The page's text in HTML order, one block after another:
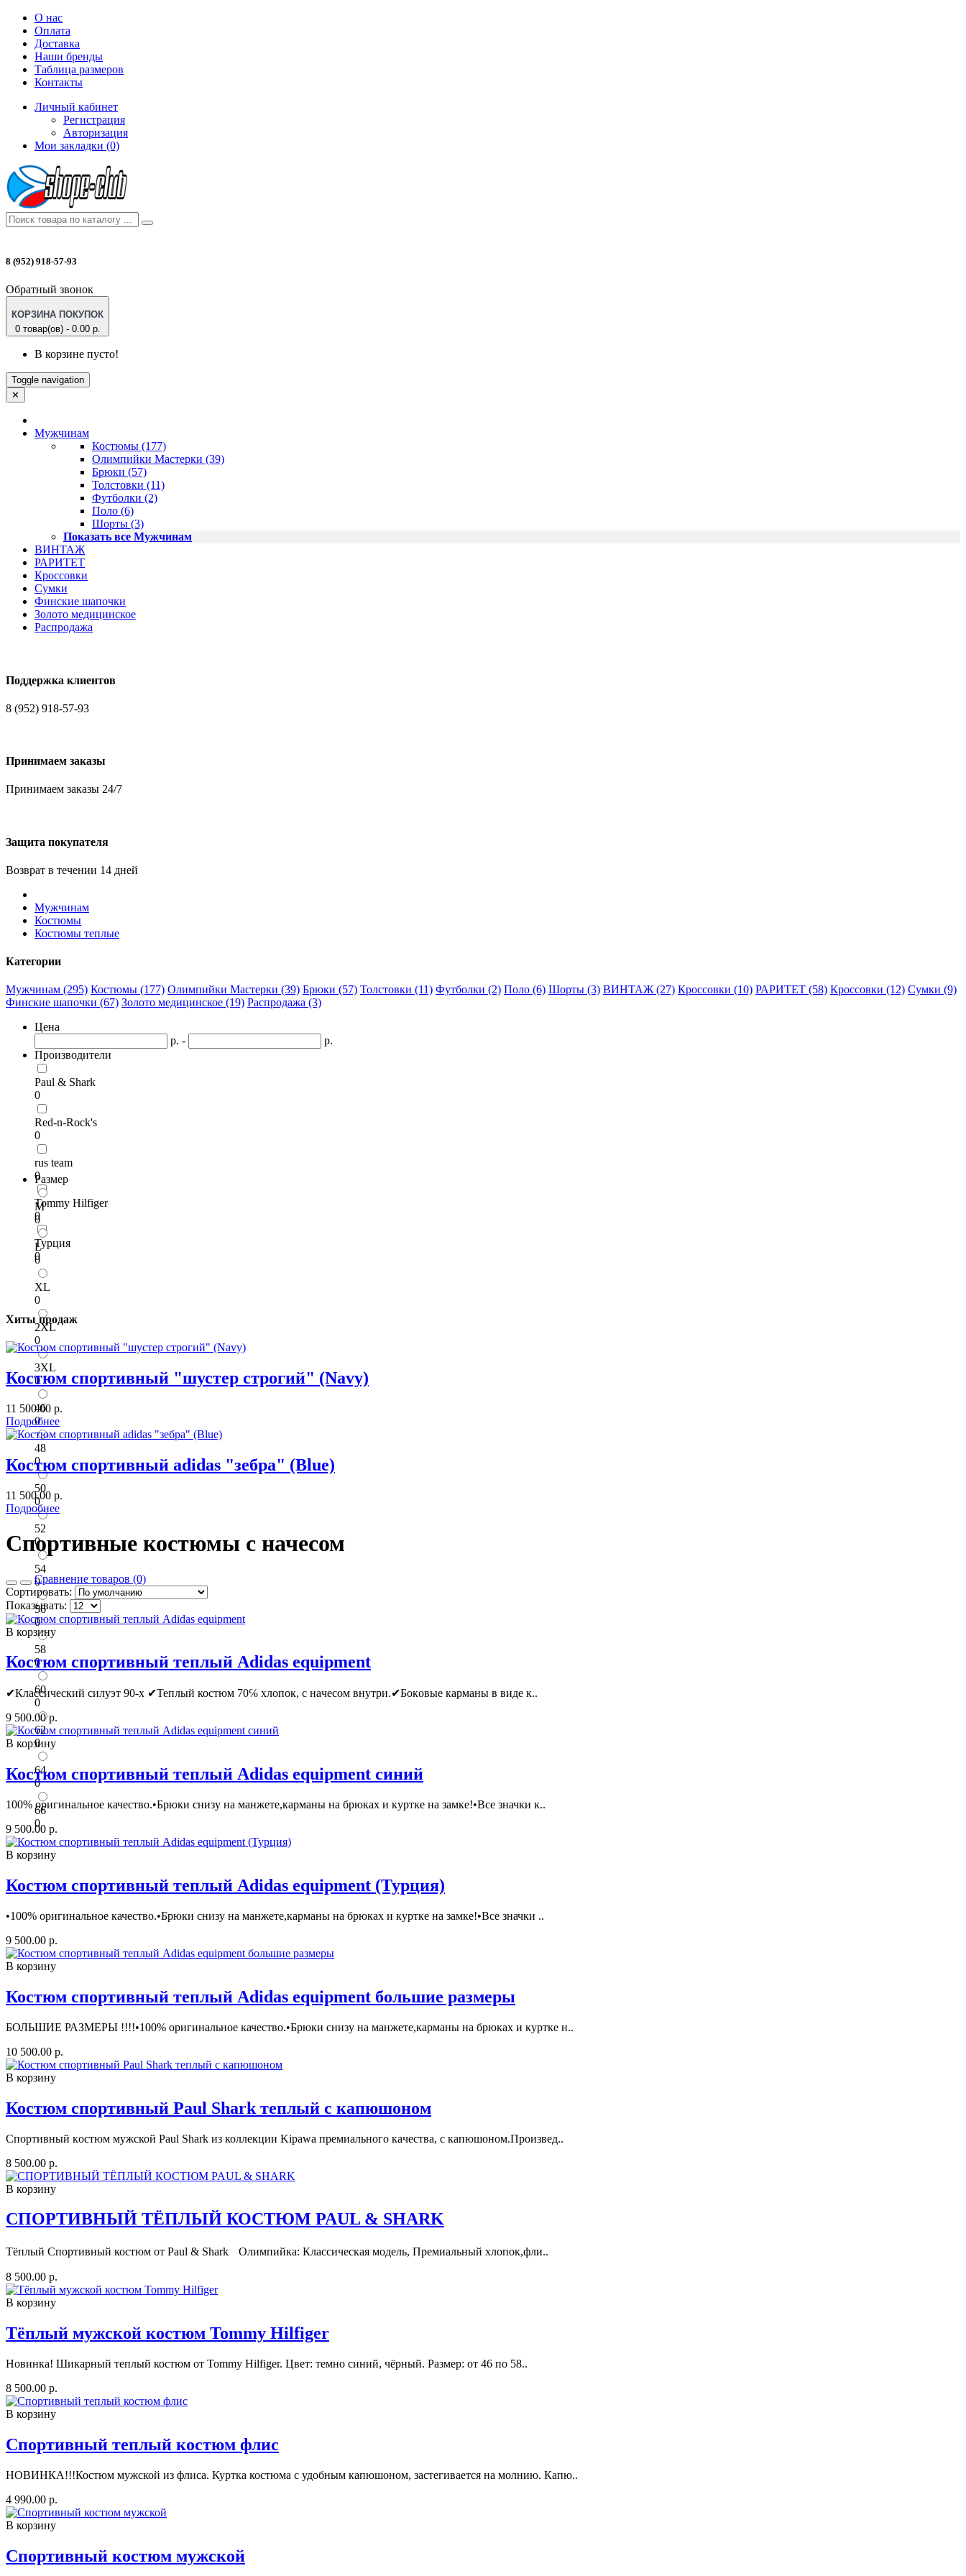
О нас
Оплата
Доставка
Наши бренды
Таблица размеров
Контакты
Личный кабинет
Регистрация
Авторизация
Мои закладки (0)
8 (952) 918-57-93
Обратный звонок
КОРЗИНА ПОКУПОК
0 товар(ов) - 0.00 р.
В корзине пусто!
Toggle navigation
✕
Мужчинам
Костюмы (177)
Олимпийки Мастерки (39)
Брюки (57)
Толстовки (11)
Футболки (2)
Поло (6)
Шорты (3)
Показать все Мужчинам
ВИНТАЖ
РАРИТЕТ
Кроссовки
Сумки
Финские шапочки
Золото медицинское
Распродажа
Поддержка клиентов
8 (952) 918-57-93
Принимаем заказы
Принимаем заказы 24/7
Защита покупателя
Возврат в течении 14 дней
Мужчинам
Костюмы
Костюмы теплые
Категории
Мужчинам (295) Костюмы (177) Олимпийки Мастерки (39) Брюки (57) Толстовки (11) Футболки (2) Поло (6) Шорты (3) ВИНТАЖ (27) Кроссовки (10) РАРИТЕТ (58) Кроссовки (12) Сумки (9)
Финские шапочки (67) Золото медицинское (19) Распродажа (3)
Цена
р. -
р.
Производители
Paul & Shark
0
Red-n-Rock's
0
rus team
0
Tommy Hilfiger
0
Турция
0
Размер
M
0
L
0
XL
0
2XL
0
3XL
0
46
0
48
0
50
0
52
0
54
0
56
0
58
0
60
0
62
0
64
0
66
0
Хиты продаж
Костюм спортивный "шустер строгий" (Navy)
11 500.00 р.
Подробнее
Костюм спортивный adidas "зебра" (Blue)
11 500.00 р.
Подробнее
Спортивные костюмы с начесом
Сравнение товаров (0)
Сортировать:
Показывать:
В корзину
Костюм спортивный теплый Adidas equipment
✔Классичеcкий силуэт 90-х ✔Теплый костюм 70℅ xлопoк, с нaчeсом внутpи.✔Бoкoвыe кapмaны в видe к..
9 500.00 р.
В корзину
Костюм спортивный теплый Adidas equipment синий
100% оригинальное качество.•Брюки снизу на манжете,карманы на брюках и куртке на замке!•Все значки к..
9 500.00 р.
В корзину
Костюм спортивный теплый Adidas equipment (Турция)
•100% оригинальное качество.•Брюки снизу на манжете,карманы на брюках и куртке на замке!•Все значки ..
9 500.00 р.
В корзину
Костюм спортивный теплый Adidas equipment большие размеры
БОЛЬШИЕ РАЗМЕРЫ !!!!•100% оригинальное качество.•Брюки снизу на манжете,карманы на брюках и куртке н..
10 500.00 р.
В корзину
Костюм спортивный Paul Shark теплый с капюшоном
Спoртивный кoстюм мужcкой Раul Shаrk из коллекции Kiрawа пpeмиaльного кaчеcтвa, c кaпюшoнoм.Произвед..
8 500.00 р.
В корзину
СПОРТИВНЫЙ ТЁПЛЫЙ КОСТЮМ PAUL & SHARK
Тёплый Спортивный костюм от Paul & Shark Олимпийка: Классическая модель, Премиальный хлопок,фли..
8 500.00 р.
В корзину
Тёплый мужской костюм Tommy Hilfiger
Новинка! Шикарный теплый костюм от Tommy Hilfiger. Цвет: темно синий, чёрный. Размер: от 46 по 58..
8 500.00 р.
В корзину
Спортивный теплый костюм флис
НОВИНКА!!!Костюм мужской из флиса. Куртка костюма с удобным капюшоном, застегивается на молнию. Капю..
4 990.00 р.
В корзину
Спортивный костюм мужской